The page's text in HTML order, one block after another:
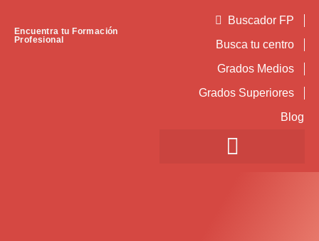
Encuentra tu Formación
Profesional
Buscador FP
Busca tu centro
Grados Medios
Grados Superiores
Blog